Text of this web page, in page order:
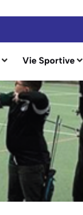
Vie Sportive